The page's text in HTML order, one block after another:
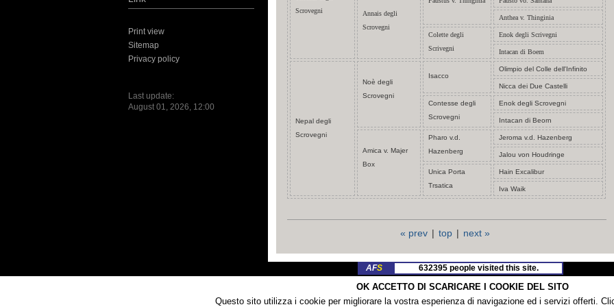
Print view
Sitemap
Privacy policy
Last update:
August 01, 2026, 12:00
Scrovegni
Annais degli
Scrovegni
Anthea v. Thinginia
Colette degli
Scrivegni
Enok degli Scrivegni
Intacan di Boem
Nepal degli
Scrovegni
Noè degli
Scrovegni
Isacco
Olimpio del Colle dell'Infinito
Nicca dei Due Castelli
Contesse degli
Scrovegni
Enok degli Scrovegni
Intacan di Beorn
Amica v. Majer
Box
Pharo v.d.
Hazenberg
Jeroma v.d. Hazenberg
Jalou von Houdringe
Unica Porta
Trsatica
Hain Excalibur
Iva Waik
« prev | top | next »
AFS 632395 people visited this site.
InLive! 1 visitors currently on the site.
OK ACCETTO DI SCARICARE I COOKIE DEL SITO
Questo sito utilizza i cookie per migliorare la vostra esperienza di navigazione ed i servizi offerti.